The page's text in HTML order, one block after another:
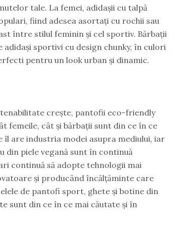
tale. La femei, adidașii cu talpă
fiind adesea asortați cu rochii sau
între stilul feminin și cel sportiv. Bărbații
adidași sportivi cu design chunky, în culori
pentru un look urban și dinamic.
crește, pantofii eco-friendly
femeile, cât și bărbații sunt din ce în ce
îl are industria modei asupra mediului, iar
piele vegană sunt în continuă
continuă să adopte tehnologii mai
și producând încălțăminte care
de pantofi sport, ghete și botine din
sunt din ce în ce mai căutate și în